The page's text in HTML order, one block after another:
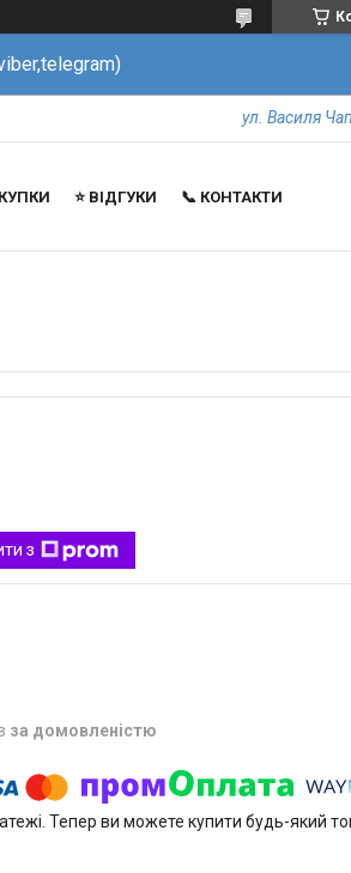
ул. Василя
⭐️ ВІДГУКИ 📞 КОНТАКТИ
з
за домовленістю
Тепер ви можете купити будь-який